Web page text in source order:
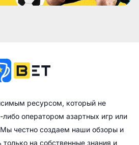
ресурсом, который не
оператором азартных игр или
честно создаем наши обзоры и
на собственные знания и